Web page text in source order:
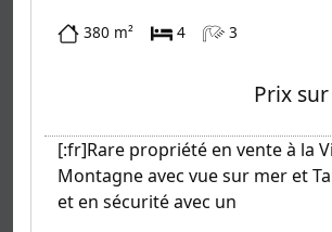
380 m² 4 3
Prix
[:fr]Rare propriété en vente à la
Montagne avec vue sur mer et
et en sécurité avec un